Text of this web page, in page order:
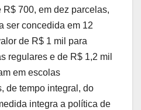
700, em dez parcelas,
ser concedida em 12
de R$ 1 mil para
regulares e de R$ 1,2 mil
em escolas
de tempo integral, do
integra a política de